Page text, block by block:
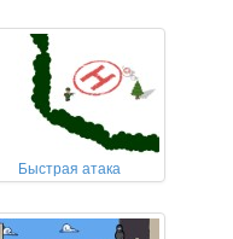
Быстрая атака